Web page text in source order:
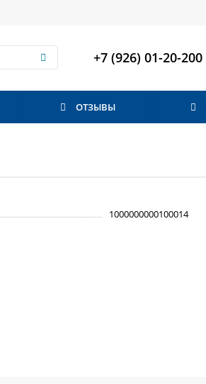
+7 (926) 01-20-200
ОТЗЫВЫ
1000000000100014